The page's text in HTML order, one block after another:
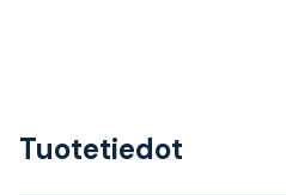
Tuotetiedot